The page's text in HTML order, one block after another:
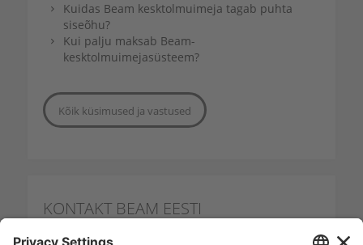
Kuidas Beam kesktolmuimeja tagab puhta
siseõhu?
Kui palju maksab Beam-
kesktolmuimejasüsteem?
Kõik küsimused ja vastused
KONTAKT BEAM EESTI